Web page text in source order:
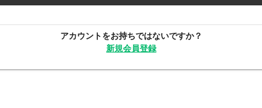
アカウントをお持ちではないですか？
新規会員登録